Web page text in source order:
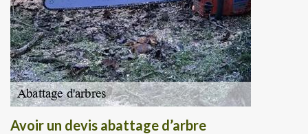
Avoir un devis abattage d’arbre